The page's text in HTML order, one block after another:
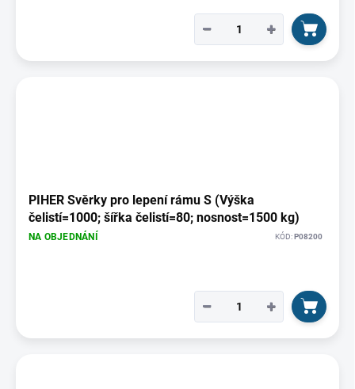
+
−
PIHER Svěrky pro lepení rámu S (Výška
čelistí=1000; šířka čelistí=80; nosnost=1500 kg)
NA OBJEDNÁNÍ KÓD: P08200
+
−